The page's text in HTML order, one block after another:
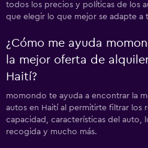
todos los precios y políticas de los
que elegir lo que mejor se adapte a
¿Cómo me ayuda
la mejor oferta de
Haití?
momondo te ayuda a encontrar la
autos en Haití al permitirte filtrar los
capacidad, características del auto,
recogida y mucho más.